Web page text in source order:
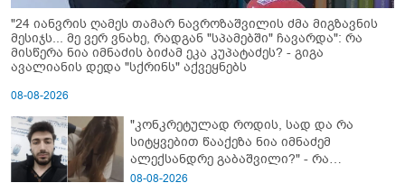
"24 იანვრის ღამეს თამარ ნავროზაშვილის ძმა მიგზავნის
მესიჯს... მე ვერ ვნახე, რადგან "სპამებში" ჩავარდა": რა
მისწერა ნია იმნაძის ბიძამ ეკა კუპატაძეს? - გიგა
ავალიანის დედა "სქრინს" აქვეყნებს
08-08-2026
"კონკრეტულად როდის, სად და რა
სიტყვებით წააქეზა ნია იმნაძემ
ალექსანდრე გაბაშვილი?" - რა
მიმართვას ავრცელებს ნია იმნაძის
08-08-2026